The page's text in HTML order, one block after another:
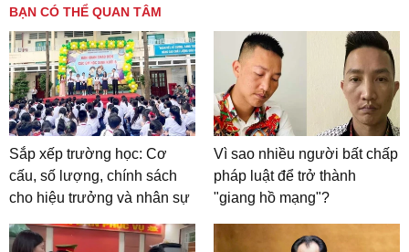
BẠN CÓ THỂ QUAN TÂM
Sắp xếp trường học: Cơ
cấu, số lượng, chính sách
cho hiệu trưởng và nhân sự
Vì sao nhiều người bất chấp
pháp luật để trở thành
"giang hồ mạng"?